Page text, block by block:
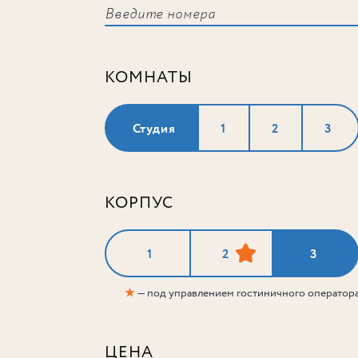
КОМНАТЫ
Студия 1 2 3
КОРПУС
1 2 3
★— под управлением гостиничного
ЦЕНА